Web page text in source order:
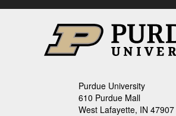
Purdue University
610 Purdue Mall
West Lafayette, IN 47907